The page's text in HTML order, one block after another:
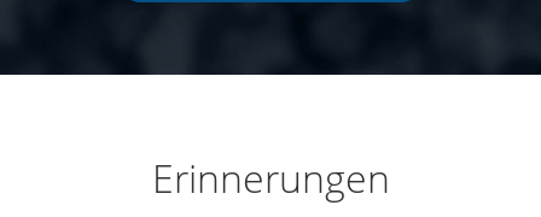
Erinnerungen